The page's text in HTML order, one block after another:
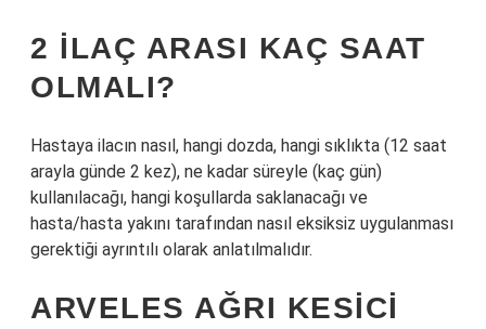
2 ILAÇ ARASI KAÇ SAAT
OLMALI?
Hastaya ilacın nasıl, hangi dozda, hangi sıklıkta (12 saat
arayla günde 2 kez), ne kadar süreyle (kaç gün)
kullanılacağı, hangi koşullarda saklanacağı ve
hasta/hasta yakını tarafından nasıl eksiksiz uygulanması
gerektiği ayrıntılı olarak anlatılmalıdır.
ARVELES AĞRI KESICI